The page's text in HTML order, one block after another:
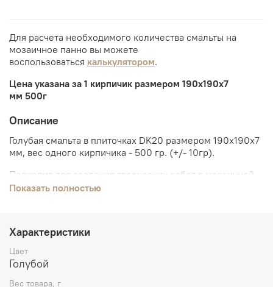
Для расчета необходимого количества смальты на
мозаичное панно вы можете
воспользоваться калькулятором.
Цена указана за 1 кирпичик размером 190х190х7
мм 500г
Описание
Голубая смальта в плиточках DK20 размером 190х190х7
мм, вес одного кирпичика - 500 гр. (+/- 10гр).
Подходит для создания творческих работ в мозаичной
технике.
молоток для смальты
Для
кусачки,
для клея, пинцет,
Показать полностью
Характеристики
Цвет
Голубой
Вес товара, г